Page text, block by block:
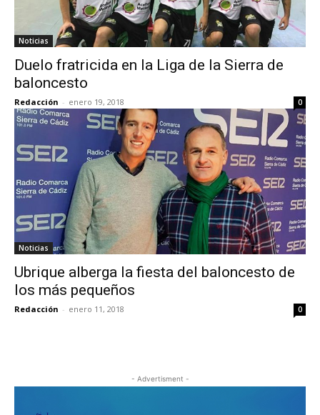
Noticias
Duelo fratricida en la Liga de la Sierra de
baloncesto
Redacción - enero 19, 2018 0
Noticias
Ubrique alberga la fiesta del baloncesto de
los más pequeños
Redacción - enero 11, 2018 0
- Advertisment -